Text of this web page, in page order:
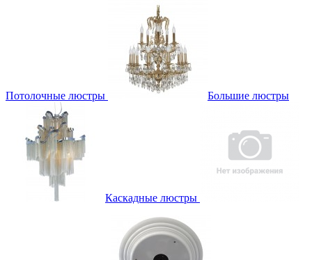
Потолочные люстры Большие люстры
Каскадные люстры